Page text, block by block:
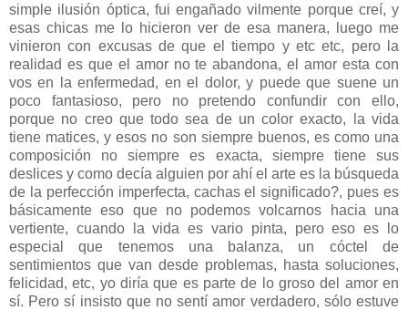
simple ilusión óptica, fui engañado vilmente porque creí, y
esas chicas me lo hicieron ver de esa manera, luego me
vinieron con excusas de que el tiempo y etc etc, pero la
realidad es que el amor no te abandona, el amor esta con
vos en la enfermedad, en el dolor, y puede que suene un
poco fantasioso, pero no pretendo confundir con ello,
porque no creo que todo sea de un color exacto, la vida
tiene matices, y esos no son siempre buenos, es como una
composición no siempre es exacta, siempre tiene sus
deslices y como decía alguien por ahí el arte es la búsqueda
de la perfección imperfecta, cachas el significado?, pues es
básicamente eso que no podemos volcarnos hacia una
vertiente, cuando la vida es vario pinta, pero eso es lo
especial que tenemos una balanza, un cóctel de
sentimientos que van desde problemas, hasta soluciones,
felicidad, etc, yo diría que es parte de lo groso del amor en
sí. Pero sí insisto que no sentí amor verdadero, sólo estuve